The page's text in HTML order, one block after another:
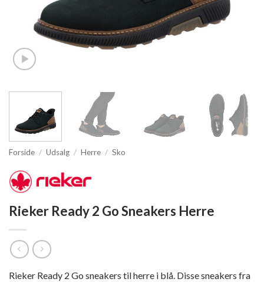
Forside / Udsalg / Herre / Sko
Rieker Ready 2 Go Sneakers Herre
Rieker Ready 2 Go sneakers til herre i blå. Disse sneakers fra